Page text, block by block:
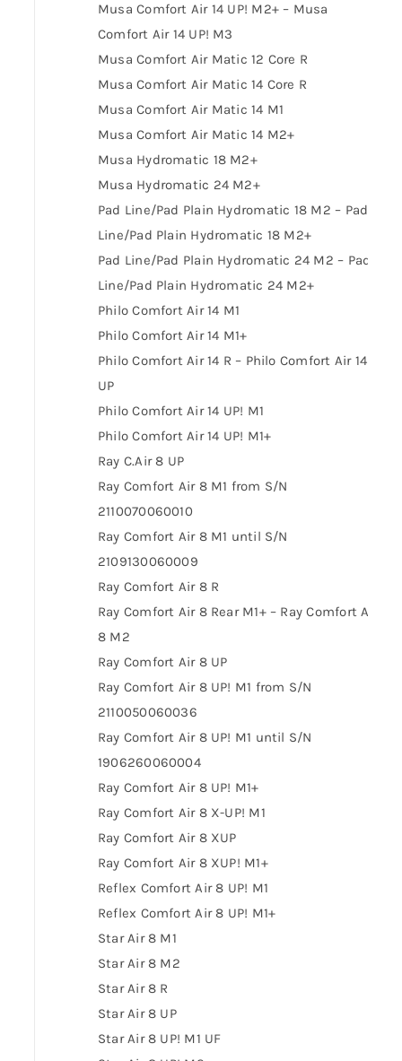
Musa Comfort Air 14 UP! M2+ – Musa
Comfort Air 14 UP! M3
Musa Comfort Air Matic 12 Core R
Musa Comfort Air Matic 14 Core R
Musa Comfort Air Matic 14 M1
Musa Comfort Air Matic 14 M2+
Musa Hydromatic 18 M2+
Musa Hydromatic 24 M2+
Pad Line/Pad Plain Hydromatic 18 M2 – Pad
Line/Pad Plain Hydromatic 18 M2+
Pad Line/Pad Plain Hydromatic 24 M2 – Pad
Line/Pad Plain Hydromatic 24 M2+
Philo Comfort Air 14 M1
Philo Comfort Air 14 M1+
Philo Comfort Air 14 R – Philo Comfort Air 14
UP
Philo Comfort Air 14 UP! M1
Philo Comfort Air 14 UP! M1+
Ray C.Air 8 UP
Ray Comfort Air 8 M1 from S/N
2110070060010
Ray Comfort Air 8 M1 until S/N
2109130060009
Ray Comfort Air 8 R
Ray Comfort Air 8 Rear M1+ – Ray Comfort Air
8 M2
Ray Comfort Air 8 UP
Ray Comfort Air 8 UP! M1 from S/N
2110050060036
Ray Comfort Air 8 UP! M1 until S/N
1906260060004
Ray Comfort Air 8 UP! M1+
Ray Comfort Air 8 X-UP! M1
Ray Comfort Air 8 XUP
Ray Comfort Air 8 XUP! M1+
Reflex Comfort Air 8 UP! M1
Reflex Comfort Air 8 UP! M1+
Star Air 8 M1
Star Air 8 M2
Star Air 8 R
Star Air 8 UP
Star Air 8 UP! M1 UF